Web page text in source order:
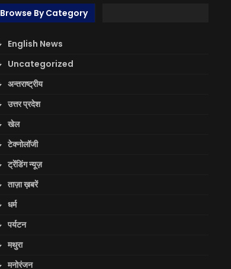
Browse By Category
English News
Uncategorized
अन्तराष्ट्रीय
उत्तर प्रदेश
खेल
टेक्नोलॉजी
ट्रेंडिंग न्यूज़
ताज़ा ख़बरें
धर्म
पर्यटन
मथुरा
मनोरंजन